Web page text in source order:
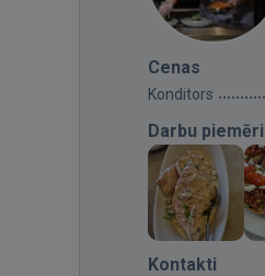
Cenas
Konditors
Darbu piemēri
Kontakti